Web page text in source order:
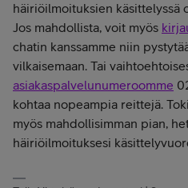
häiriöilmoituksien käsittelyssä
Jos mahdollista, voit myös
chatin kanssamme niin
vilkaisemaan. Tai
asiakaspalvelunumeroomme
kohtaa nopeampia reittejä.
myös mahdollisimman pian,
häiriöilmoituksesi